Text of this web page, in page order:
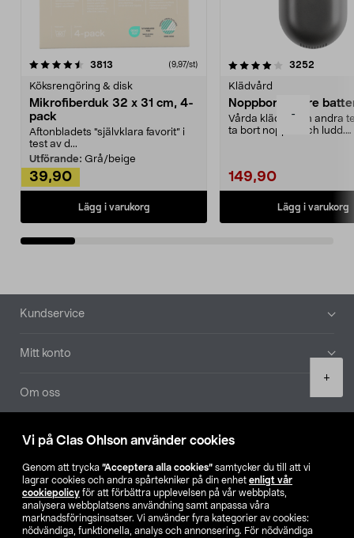
Vi på Clas Ohlson använder cookies
Genom att trycka ”Acceptera alla cookies” samtycker du till att vi
lagrar cookies och andra spårtekniker på din enhet enligt vår
cookiepolicy för att förbättra upplevelsen på vår webbplats,
analysera webbplatsens användning samt anpassa våra
marknadsföringsinsatser. Vi använder fyra kategorier av cookies:
nödvändiga, funktionella, analys och annonsering. För nödvändiga
-
+
3813 (9,97/st)
Köksrengöring & disk
Mikrofiberduk 32 x 31 cm, 4-
pack
Aftonbladets "självklara favorit” i
test av d...
Utförande: Grå/beige
39,90
Lägg i varukorg
4.0av 5 stjärnor 3252
Klädvård
Noppborttagare
Vårda kläder och andra
ta bort noppor och ludd.
149,90
Lägg i varukorg
4.5av 5 stjärnor
Sidfot
Kundservice
Mitt konto
Om oss
Aktuellt
Våra bolag
Hitta butik